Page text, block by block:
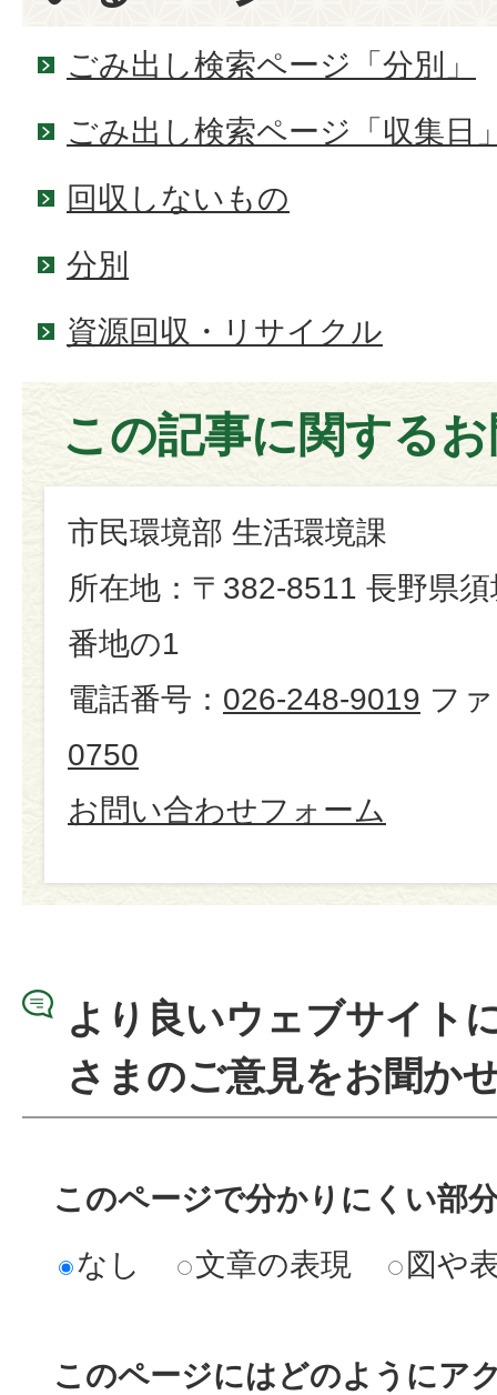
ごみ出し検索ページ「分別」
ごみ出し検索ページ「収集日
回収しないもの
分別
資源回収・リサイクル
この記事に関する
市民環境部 生活環境課
所在地：〒382-8511 長野県
番地の1
電話番号： 026-248-9019 フ
0750
お問い合わせフォーム
より良いウェブサイト
さまのご意見をお聞か
このページで分かりにくい部
なし
文章の表現 図や
このページにはどのようにア